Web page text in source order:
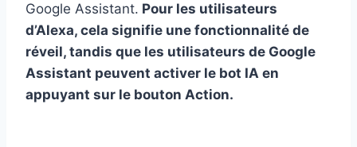
Google Assistant. Pour les utilisateurs
d’Alexa, cela signifie une fonctionnalité de
réveil, tandis que les utilisateurs de Google
Assistant peuvent activer le bot IA en
appuyant sur le bouton Action.